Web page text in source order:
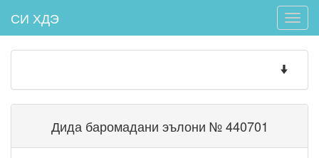
Toggle
СИ ХДЭ
Toggle
Дида баромадани эълони № 440701